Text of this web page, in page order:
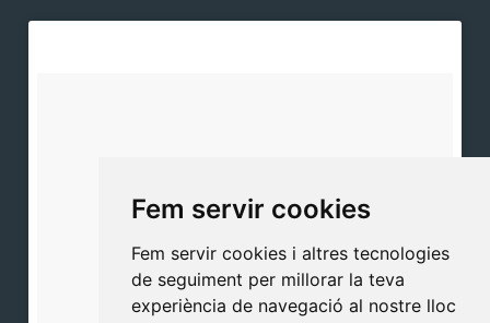
Fem servir cookies
Fem servir cookies i altres tecnologies
de seguiment per millorar la teva
experiència de navegació al nostre lloc